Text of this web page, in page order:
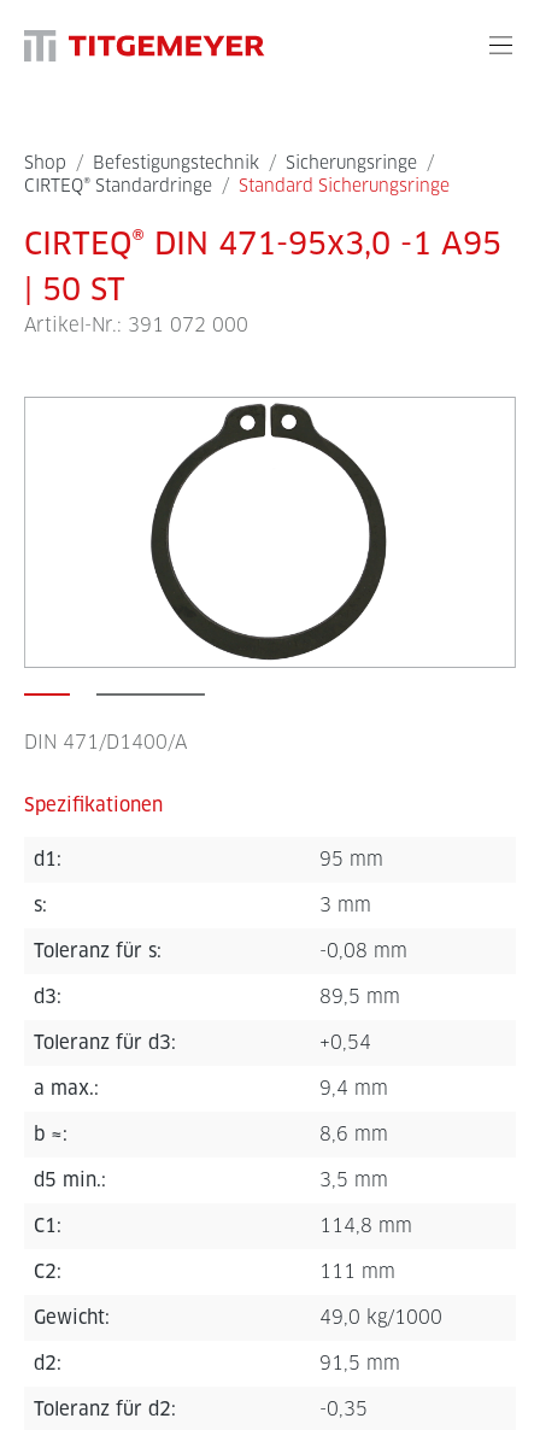
Shop / Befestigungstechnik / Sicherungsringe /
CIRTEQ® Standardringe / Standard Sicherungsringe
CIRTEQ® DIN 471-95x3,0 -1 A95
| 50 ST
Artikel-Nr.: 391 072 000
DIN 471/D1400/A
Spezifikationen
d1: 95 mm
s: 3 mm
Toleranz für s: -0,08 mm
d3: 89,5 mm
Toleranz für d3: +0,54
a max.: 9,4 mm
b ≈: 8,6 mm
d5 min.: 3,5 mm
C1: 114,8 mm
C2: 111 mm
Gewicht: 49,0 kg/1000
d2: 91,5 mm
Toleranz für d2: -0,35